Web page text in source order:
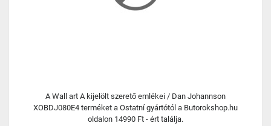
A Wall art A kijelölt szerető emlékei / Dan Johannson
XOBDJ080E4 terméket a Ostatní gyártótól a Butorokshop.hu
oldalon 14990 Ft - ért találja.